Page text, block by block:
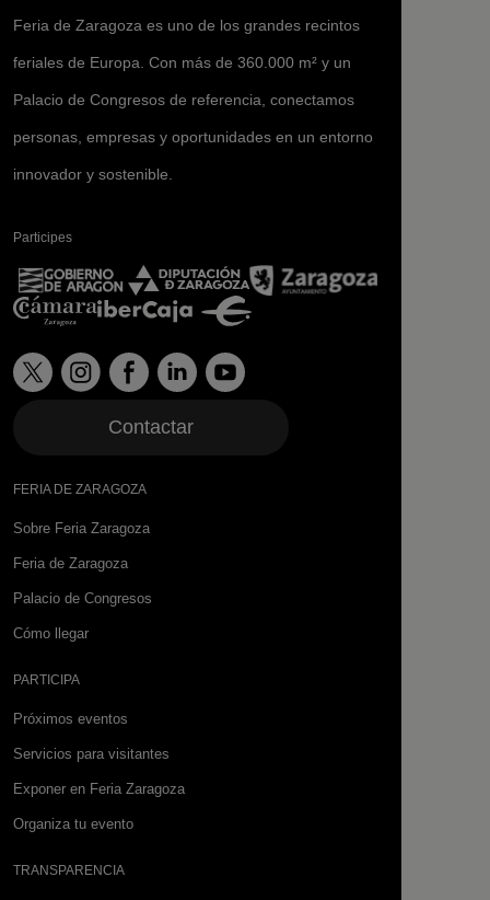
Feria de Zaragoza es uno de los grandes recintos
feriales de Europa. Con más de 360.000 m² y un
Palacio de Congresos de referencia, conectamos
personas, empresas y oportunidades en un entorno
innovador y sostenible.
Participes
Contactar
FERIA DE ZARAGOZA
Sobre Feria Zaragoza
Feria de Zaragoza
Palacio de Congresos
Cómo llegar
PARTICIPA
Próximos eventos
Servicios para visitantes
Exponer en Feria Zaragoza
Organiza tu evento
TRANSPARENCIA